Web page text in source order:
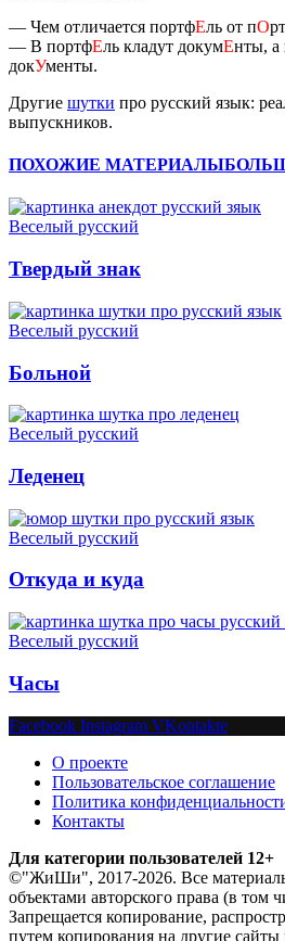
— Чем отличается портфЕль от пО
— В портфЕль кладут докумЕнты, а
докУменты.
Другие шутки про русский язык:
выпускников.
ПОХОЖИЕ МАТЕРИАЛЫ
Веселый русский
Твердый знак
Веселый русский
Больной
Веселый русский
Леденец
Веселый русский
Откуда и куда
Веселый русский
Часы
Facebook Instagram VKontakte
О проекте
Пользовательское соглашение
Политика
Контакты
Для категории пользователей 12+
©"ЖиШи", 2017-2026. Все
объектами авторского права (в том
Запрещается копирование,
путем копирования на другие сайты